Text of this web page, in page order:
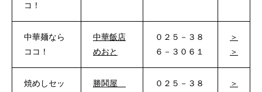
コ！
中華麺なら
ココ！
中華飯店
めおと
０２５－３８
６－３０６１
＞
＞
焼めしセッ
勝鬨屋
０２５－３８
＞